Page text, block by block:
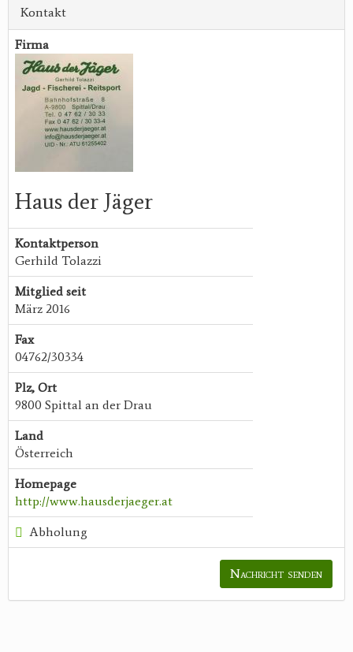
Kontakt
Firma
Haus der Jäger
Kontaktperson
Gerhild Tolazzi
Mitglied seit
März 2016
Fax
04762/30334
Plz, Ort
9800 Spittal an der Drau
Land
Österreich
Homepage
http://www.hausderjaeger.at
Abholung
Nachricht senden